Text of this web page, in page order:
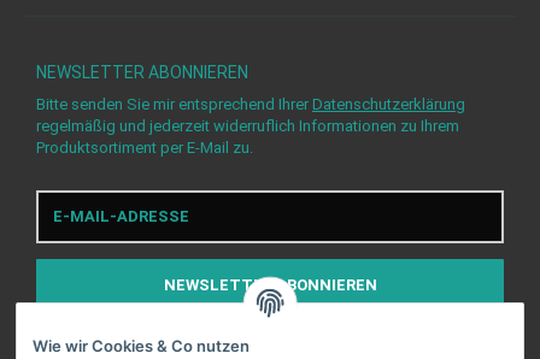
NEWSLETTER ABONNIEREN
Bitte senden Sie mir entsprechend Ihrer Datenschutzerklärung
regelmäßig und jederzeit widerruflich Informationen zu Ihrem
Produktsortiment per E-Mail zu.
E-
Mail-
NEWSLETTER ABONNIEREN
Wie wir Cookies & Co nutzen